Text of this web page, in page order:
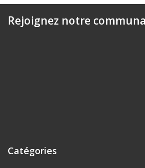
Rejoignez notre
Catégories